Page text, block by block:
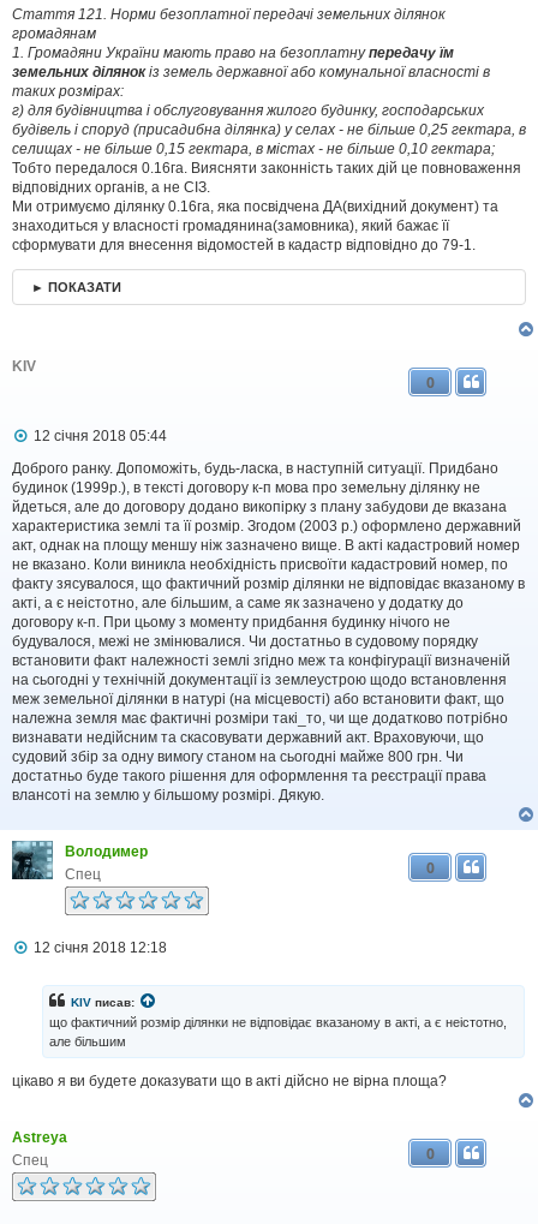
н
я
Стаття 121. Норми безоплатної передачі земельних ділянок
громадянам
1. Громадяни України мають право на безоплатнупередачу їм
земельних ділянокіз земель державної або комунальної власності в
таких розмірах:
г) для будівництва і обслуговування жилого будинку, господарських
будівель і споруд (присадибна ділянка) у селах - не більше 0,25 гектара, в
селищах - не більше 0,15 гектара, в містах - не більше 0,10 гектара;
Тобто передалося 0.16га. Виясняти законність таких дій це повноваження
відповідних органів, а не СІЗ.
Ми отримуємо ділянку 0.16га, яка посвідчена ДА(вихідний документ) та
знаходиться у власності громадянина(замовника), який бажає її
сформувати для внесення відомостей в кадастр відповідно до 79-1.
► ПОКАЗАТИ
KIV
0
П
в
і
д
о
м
л
е
н
н
я
12 січня 2018 05:44
Доброго ранку. Допоможіть, будь-ласка, в наступній ситуації. Придбано
будинок (1999р.), в тексті договору к-п мова про земельну ділянку не
йдеться, але до договору додано викопірку з плану забудови де вказана
характеристика землі та її розмір. Згодом (2003 р.) оформлено державний
акт, однак на площу меншу ніж зазначено вище. В акті кадастровий номер
не вказано. Коли виникла необхідність присвоїти кадастровий номер, по
факту зясувалося, що фактичний розмір ділянки не відповідає вказаному в
акті, а є неістотно, але більшим, а саме як зазначено у додатку до
договору к-п. При цьому з моменту придбання будинку нічого не
будувалося, межі не змінювалися. Чи достатньо в судовому порядку
встановити факт належності землі згідно меж та конфігурації визначеній
на сьогодні у технічній документації із землеустрою щодо встановлення
меж земельної ділянки в натурі (на місцевості) або встановити факт, що
належна земля має фактичні розміри такі_то, чи ще додатково потрібно
визнавати недійсним та скасовувати державний акт. Враховуючи, що
судовий збір за одну вимогу станом на сьогодні майже 800 грн. Чи
достатньо буде такого рішення для оформлення та реєстрації права
влансоті на землю у більшому розмірі. Дякую.
Володимер
Спец
0
П
е
я
12 січня 2018 12:18
KIV писав:
що фактичний розмір ділянки не відповідає вказаному в акті, а є неістотно,
але більшим
цікаво я ви будете доказувати що в акті дійсно не вірна площа?
Astreya
Спец
0